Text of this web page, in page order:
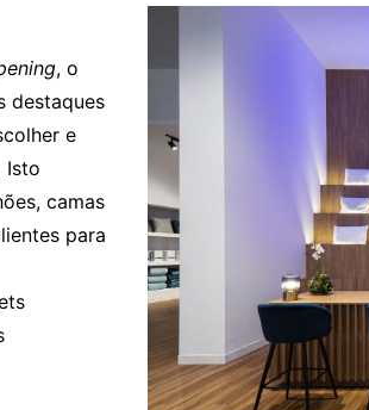
, o
destaques
e
Isto
camas
para